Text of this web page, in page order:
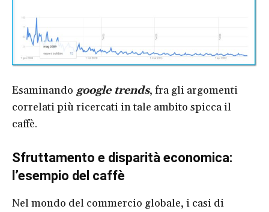
Esaminando google trends, fra gli argomenti
correlati più ricercati in tale ambito spicca il
caffè.
Sfruttamento e disparità economica:
l’esempio del caffè
Nel mondo del commercio globale, i casi di